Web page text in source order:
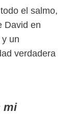
el salmo,
David en
un
verdadera
mi